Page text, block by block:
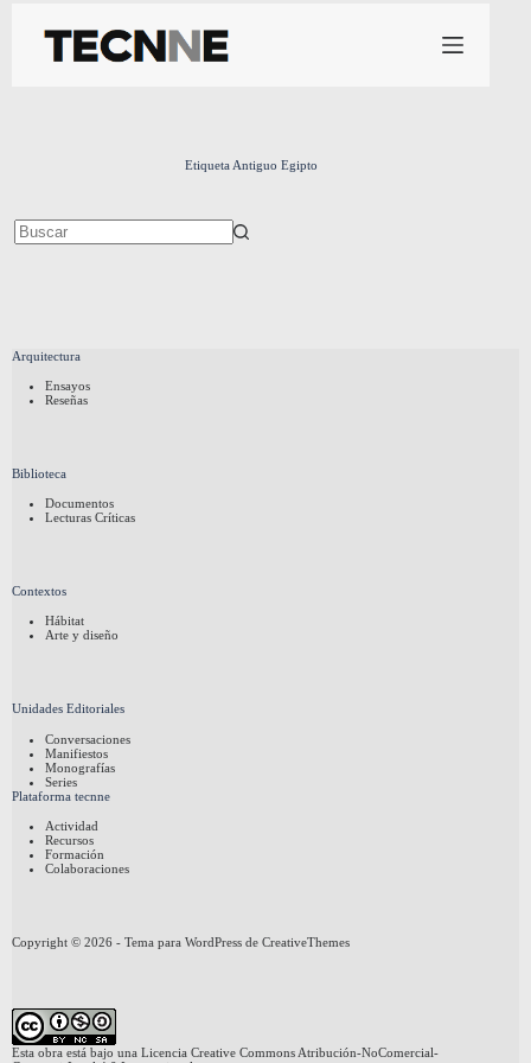
contenido
Etiqueta Antiguo Egipto
Arquitectura
Ensayos
Reseñas
Biblioteca
Documentos
Lecturas Críticas
Contextos
Hábitat
Arte y diseño
Unidades Editoriales
Conversaciones
Manifiestos
Monografías
Series
Plataforma tecnne
Actividad
Recursos
Formación
Colaboraciones
Copyright © 2026 - Tema para WordPress de CreativeThemes
Esta obra está bajo una Licencia Creative Commons Atribución-NoComercial-